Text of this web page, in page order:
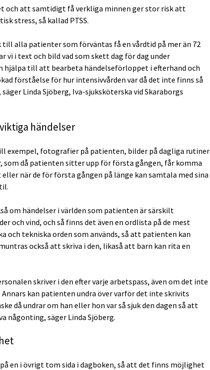
och att samtidigt få verkliga minnen ger stor risk att
stress, så kallad PTSS.
till alla patienter som förväntas få en vårdtid på mer än 72
vi i text och bild vad som skett dag för dag under
hjälpa till att bearbeta händelseförloppet i efterhand och
förståelse för hur intensivvården var då det inte finns så
Linda Sjöberg, Iva-sjuksköterska vid Skaraborgs
händelser
exempel, fotografier på patienten, bilder på dagliga rutiner
som då patienten sitter upp för första gången, får komma
när de för första gången på länge kan samtala med sina
om händelser i världen som patienten är särskilt
och vind, och så finns det även en ordlista på de mest
och tekniska orden som används, så att patienten kan
också att skriva i den, likaså att barn kan rita en
skriver i den efter varje arbetspass, även om det inte
kan patienten undra över varför det inte skrivits
då undrar om han eller hon var så sjuk den dagen så att
någonting, säger Linda Sjöberg.
en i övrigt tom sida i dagboken, så att det finns möjlighet